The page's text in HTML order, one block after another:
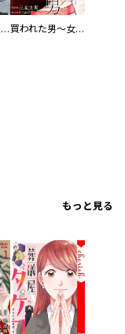
満タサレズ、止メラレズ 買われた男～女性限定快感セラピスト～【描き下ろしおまけ付き特装版】
もっと見る